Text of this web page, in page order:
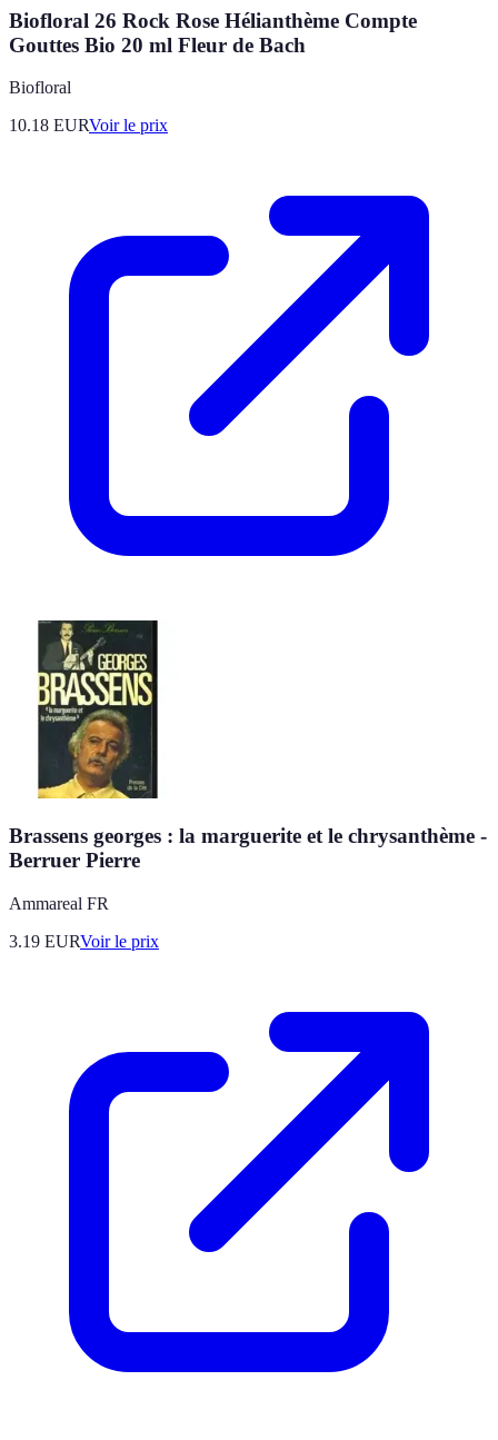
Biofloral 26 Rock Rose Hélianthème Compte
Gouttes Bio 20 ml Fleur de Bach
Biofloral
10.18 EURVoir le prix
Brassens georges : la marguerite et le chrysanthème -
Berruer Pierre
Ammareal FR
3.19 EURVoir le prix